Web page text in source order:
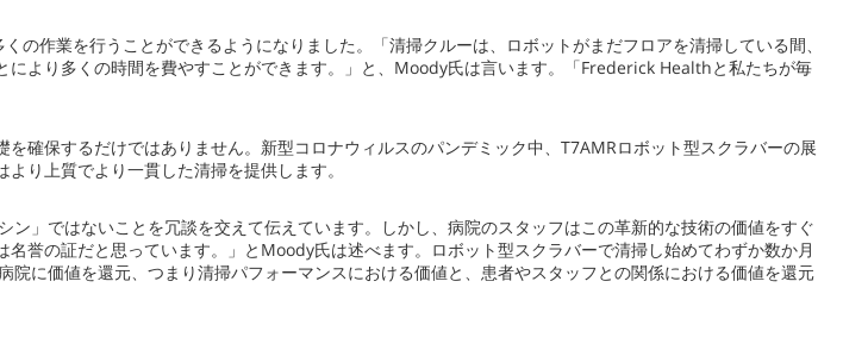
作業を行うことができるようになりました。「清掃クルーは、ロボットがまだフロアを清掃している間、
より多くの時間を費やすことができます。」と、Moody氏は言います。「Frederick Healthと私たちが毎
確保するだけではありません。新型コロナウィルスのパンデミック中、T7AMRロボット型スクラバーの展
り上質でより一貫した清掃を提供します。
」ではないことを冗談を交えて伝えています。しかし、病院のスタッフはこの革新的な技術の価値をすぐ
誉の証だと思っています。」とMoody氏は述べます。ロボット型スクラバーで清掃し始めてわずか数か月
に価値を還元、つまり清掃パフォーマンスにおける価値と、患者やスタッフとの関係における価値を還元